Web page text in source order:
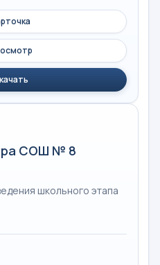
СОШ № 8
школьного этапа